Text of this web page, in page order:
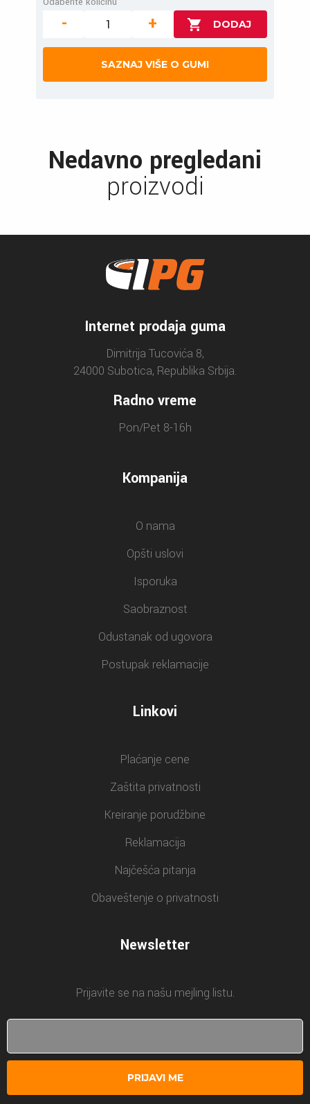
- +
SAZNAJ VIŠE O GUMI
Nedavno pregledani
proizvodi
Internet prodaja guma
Dimitrija Tucovića 8,
24000 Subotica, Republika Srbija.
Radno vreme
Pon/Pet 8-16h
Kompanija
O nama
Opšti uslovi
Isporuka
Saobraznost
Odustanak od ugovora
Postupak reklamacije
Linkovi
Plaćanje cene
Zaštita privatnosti
Kreiranje porudžbine
Reklamacija
Najčešća pitanja
Obaveštenje o privatnosti
Newsletter
Prijavite se na našu mejling listu.
PRIJAVI ME